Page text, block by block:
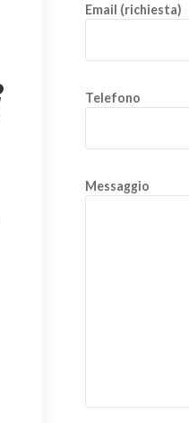
Email (richiesta)
Telefono
Messaggio